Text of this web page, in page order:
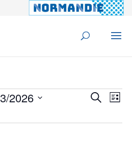
et
Recherche
Liste
2026